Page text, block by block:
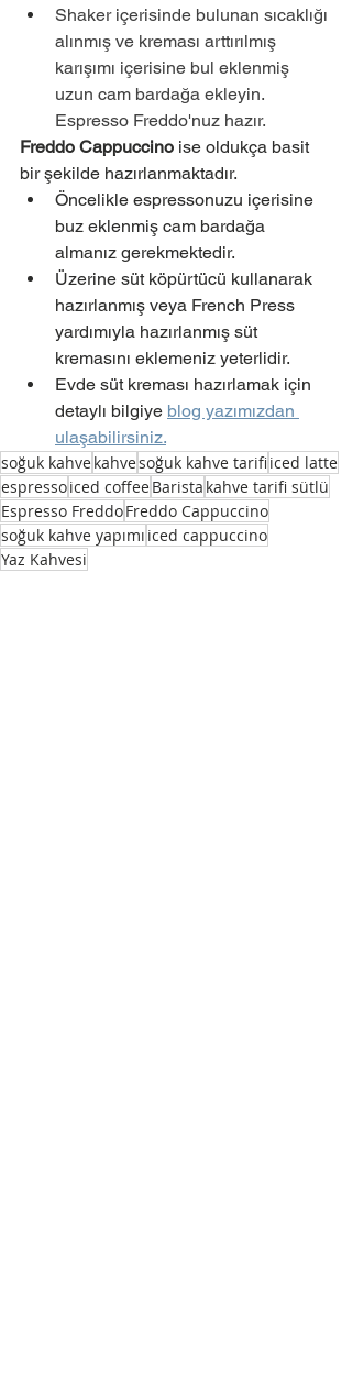
Shaker içerisinde bulunan sıcaklığı
alınmış ve kreması arttırılmış
karışımı içerisine bul eklenmiş
uzun cam bardağa ekleyin.
Espresso Freddo'nuz hazır.
Freddo Cappuccino ise oldukça basit
bir şekilde hazırlanmaktadır.
Öncelikle espressonuzu içerisine
buz eklenmiş cam bardağa
almanız gerekmektedir.
Üzerine süt köpürtücü kullanarak
hazırlanmış veya French Press
yardımıyla hazırlanmış süt
kremasını eklemeniz yeterlidir.
Evde süt kreması hazırlamak için
detaylı bilgiye blog yazımızdan
ulaşabilirsiniz.
soğuk kahvekahvesoğuk kahve tarifi iced latte
espressoiced coffeeBarista kahve tarifi sütlü
Espresso FreddoFreddo Cappuccino
soğuk kahve yapımı iced cappuccino
Yaz Kahvesi